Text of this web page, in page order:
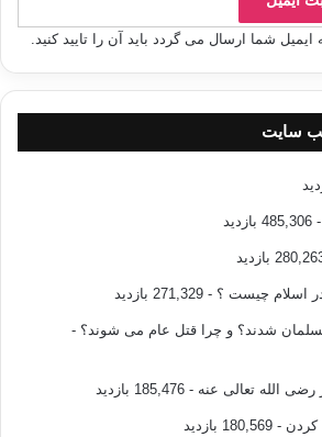
ایمیل شما ارسال می گردد باید آن را تایید کنید.
سایت
- 485,306 بازدید
اسلام چیست ؟ - 271,329 بازدید
شدند؟ و چرا قتل عام می شوند؟ -
الله تعالی عنه - 185,476 بازدید
- 180,569 بازدید